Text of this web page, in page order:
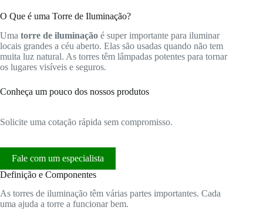
O Que é uma Torre de Iluminação?
Uma torre de iluminação é super importante para iluminar
locais grandes a céu aberto. Elas são usadas quando não tem
muita luz natural. As torres têm lâmpadas potentes para tornar
os lugares visíveis e seguros.
Conheça um pouco dos nossos produtos
Solicite uma cotação rápida sem compromisso.
Fale com um especialista
Definição e Componentes
As torres de iluminação têm várias partes importantes. Cada
uma ajuda a torre a funcionar bem.